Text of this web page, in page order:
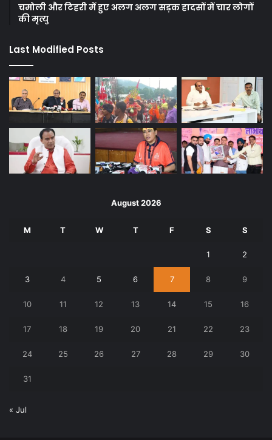
चमोली और टिहरी में हुए अलग अलग सड़क हादसों में चार लोगों
की मृत्यु
Last Modified Posts
August 2026
M T W T F S S
1 2
3 4 5 6 7 8 9
10 11 12 13 14 15 16
17 18 19 20 21 22 23
24 25 26 27 28 29 30
31
« Jul